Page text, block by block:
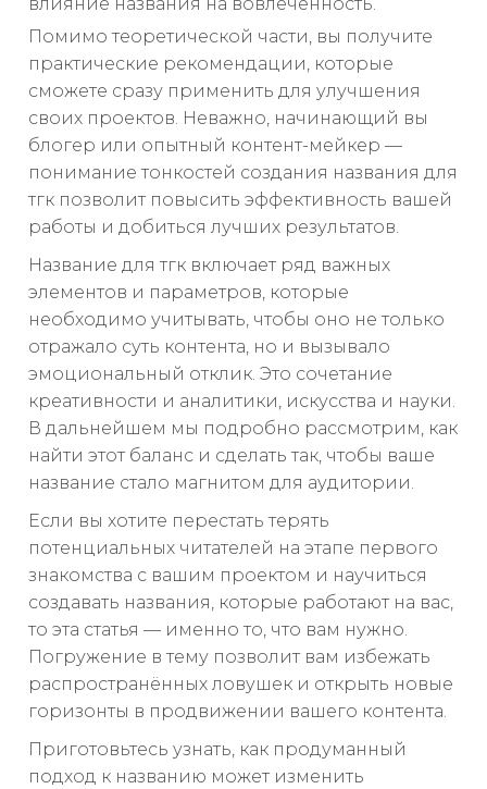
влияние названия на вовлечённость.
Помимо теоретической части, вы получите
практические рекомендации, которые
сможете сразу применить для улучшения
своих проектов. Неважно, начинающий вы
блогер или опытный контент-мейкер —
понимание тонкостей создания названия для
тгк позволит повысить эффективность вашей
работы и добиться лучших результатов.
Название для тгк включает ряд важных
элементов и параметров, которые
необходимо учитывать, чтобы оно не только
отражало суть контента, но и вызывало
эмоциональный отклик. Это сочетание
креативности и аналитики, искусства и науки.
В дальнейшем мы подробно рассмотрим, как
найти этот баланс и сделать так, чтобы ваше
название стало магнитом для аудитории.
Если вы хотите перестать терять
потенциальных читателей на этапе первого
знакомства с вашим проектом и научиться
создавать названия, которые работают на вас,
то эта статья — именно то, что вам нужно.
Погружение в тему позволит вам избежать
распространённых ловушек и открыть новые
горизонты в продвижении вашего контента.
Приготовьтесь узнать, как продуманный
подход к названию может изменить